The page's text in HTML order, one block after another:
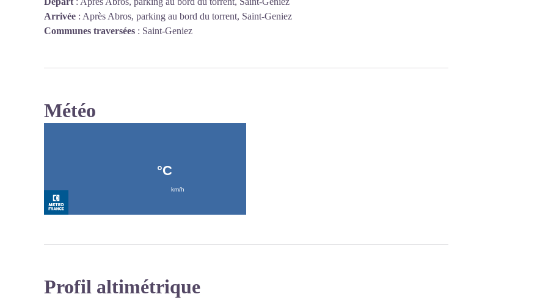
Arrivée : Après Abros, parking au bord du torrent, Saint-Geniez
Communes traversées : Saint-Geniez
Météo
Profil altimétrique